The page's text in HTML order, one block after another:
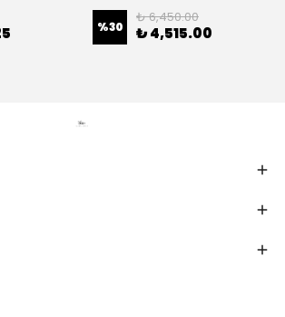
%30
₺ 6,450.00
₺ 4,515.00